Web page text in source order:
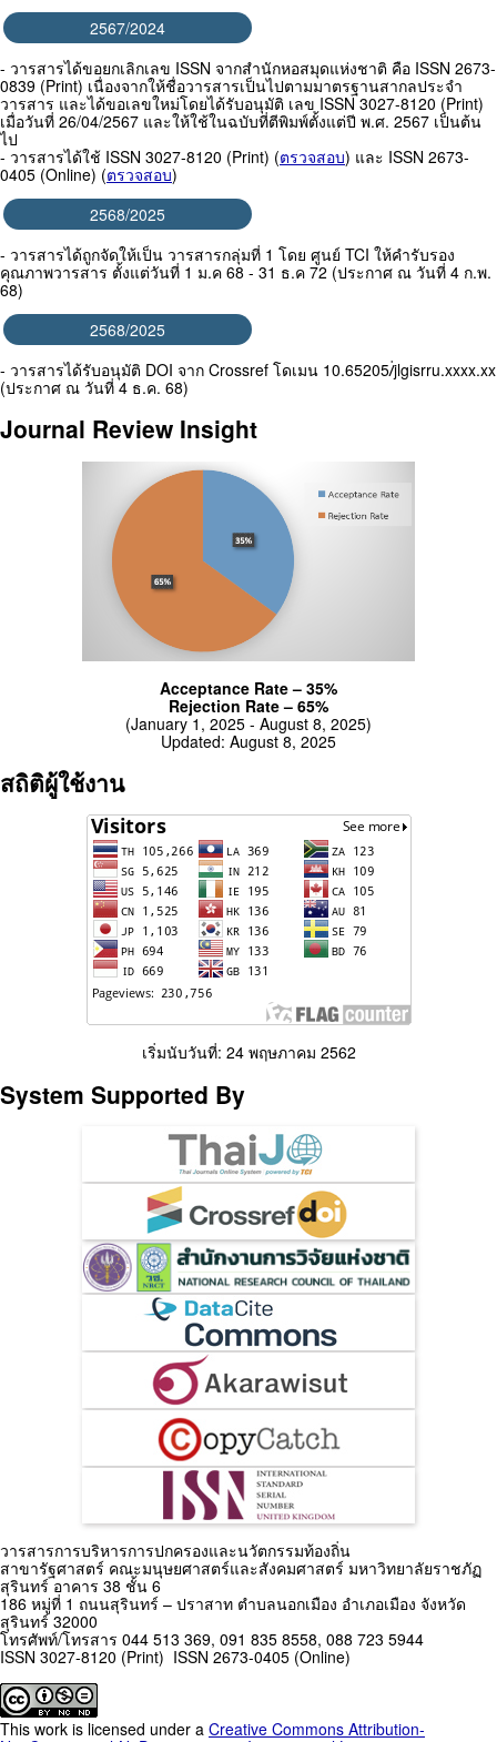
2567/2024
- วารสารได้ขอยกเลิกเลข ISSN จากสำนักหอสมุดแห่งชาติ คือ ISSN 2673-
0839 (Print) เนื่องจากให้ชื่อวารสารเป็นไปตามมาตรฐานสากลประจำ
วารสาร และได้ขอเลขใหม่โดยได้รับอนุมัติ เลข ISSN 3027-8120 (Print)
เมื่อวันที่ 26/04/2567 และให้ใช้ในฉบับที่ตีพิมพ์ตั้งแต่ปี พ.ศ. 2567 เป็นต้น
ไป
- วารสารได้ใช้ ISSN 3027-8120 (Print) (ตรวจสอบ) และ ISSN 2673-
0405 (Online) (ตรวจสอบ)
2568/2025
- วารสารได้ถูกจัดให้เป็น วารสารกลุ่มที่ 1 โดย ศูนย์ TCI ให้คำรับรอง
คุณภาพวารสาร ตั้งแต่วันที่ 1 ม.ค 68 - 31 ธ.ค 72 (ประกาศ ณ วันที่ 4 ก.พ.
68)
2568/2025
- วารสารได้รับอนุมัติ DOI จาก Crossref โดเมน 10.65205/่jlgisrru.xxxx.xx
(ประกาศ ณ วันที่ 4 ธ.ค. 68)
Journal Review Insight
Acceptance Rate – 35%
Rejection Rate – 65%
(January 1, 2025 - August 8, 2025)
Updated: August 8, 2025
สถิติผู้ใช้งาน
เริ่มนับวันที่: 24 พฤษภาคม 2562
System Supported By
วารสารการบริหารการปกครองและนวัตกรรมท้องถิ่น
สาขารัฐศาสตร์ คณะมนุษยศาสตร์และสังคมศาสตร์ มหาวิทยาลัยราชภัฏ
สุรินทร์ อาคาร 38 ชั้น 6
186 หมู่ที่ 1 ถนนสุรินทร์ – ปราสาท ตำบลนอกเมือง อำเภอเมือง จังหวัด
สุรินทร์ 32000
โทรศัพท์/โทรสาร 044 513 369, 091 835 8558, 088 723 5944
ISSN 3027-8120 (Print) ISSN 2673-0405 (Online)
This work is licensed under a Creative Commons Attribution-